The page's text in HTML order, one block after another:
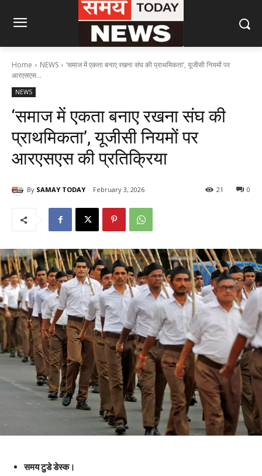
Home NEWS
‘समाज में एकता बनाए रखना संघ की प्राथमिकता’, यूजीसी नियमों पर
आरएसएस...
NEWS
‘समाज में एकता बनाए रखना संघ की
प्राथमिकता’, यूजीसी नियमों पर
आरएसएस की प्रतिक्रिया
By SAMAY TODAY February 3, 2026 0
21
समय टुडे डेस्क।